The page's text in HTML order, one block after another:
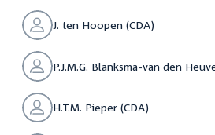
J. ten Hoopen (CDA)
P.J.M.G. Blanksma-van den
H.T.M. Pieper (CDA)